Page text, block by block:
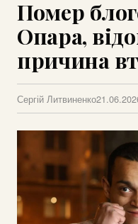
Помер
Опара,
причина
Сергій Литвиненко